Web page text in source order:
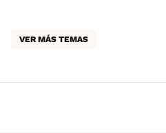
VER MÁS TEMAS